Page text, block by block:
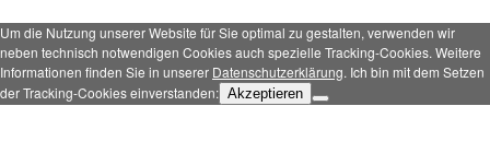
Um die Nutzung unserer Website für Sie optimal zu gestalten, verwenden wir
neben technisch notwendigen Cookies auch spezielle Tracking-Cookies. Weitere
Informationen finden Sie in unserer Datenschutzerklärung. Ich bin mit dem Setzen
der Tracking-Cookies einverstanden: Akzeptieren